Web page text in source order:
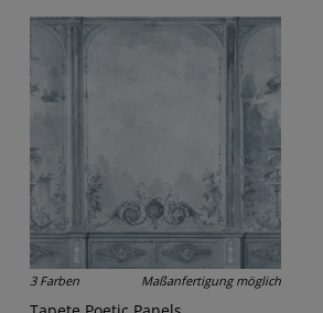
3 Farben Maßanfertigung möglich